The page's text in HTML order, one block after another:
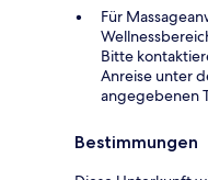
Für
Bitte
Anreise unter
angegebenen
Bestimmungen